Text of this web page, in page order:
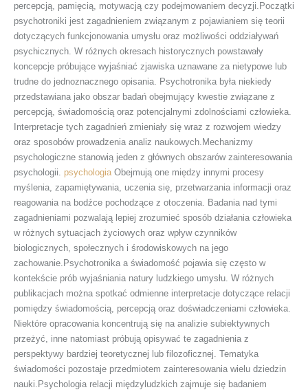
percepcją, pamięcią, motywacją czy podejmowaniem decyzji.Początki
psychotroniki jest zagadnieniem związanym z pojawianiem się teorii
dotyczących funkcjonowania umysłu oraz możliwości oddziaływań
psychicznych. W różnych okresach historycznych powstawały
koncepcje próbujące wyjaśniać zjawiska uznawane za nietypowe lub
trudne do jednoznacznego opisania. Psychotronika była niekiedy
przedstawiana jako obszar badań obejmujący kwestie związane z
percepcją, świadomością oraz potencjalnymi zdolnościami człowieka.
Interpretacje tych zagadnień zmieniały się wraz z rozwojem wiedzy
oraz sposobów prowadzenia analiz naukowych.Mechanizmy
psychologiczne stanowią jeden z głównych obszarów zainteresowania
psychologii. psychologiaObejmują one między innymi procesy
myślenia, zapamiętywania, uczenia się, przetwarzania informacji oraz
reagowania na bodźce pochodzące z otoczenia. Badania nad tymi
zagadnieniami pozwalają lepiej zrozumieć sposób działania człowieka
w różnych sytuacjach życiowych oraz wpływ czynników
biologicznych, społecznych i środowiskowych na jego
zachowanie.Psychotronika a świadomość pojawia się często w
kontekście prób wyjaśniania natury ludzkiego umysłu. W różnych
publikacjach można spotkać odmienne interpretacje dotyczące relacji
pomiędzy świadomością, percepcją oraz doświadczeniami człowieka.
Niektóre opracowania koncentrują się na analizie subiektywnych
przeżyć, inne natomiast próbują opisywać te zagadnienia z
perspektywy bardziej teoretycznej lub filozoficznej. Tematyka
świadomości pozostaje przedmiotem zainteresowania wielu dziedzin
nauki.Psychologia relacji międzyludzkich zajmuje się badaniem